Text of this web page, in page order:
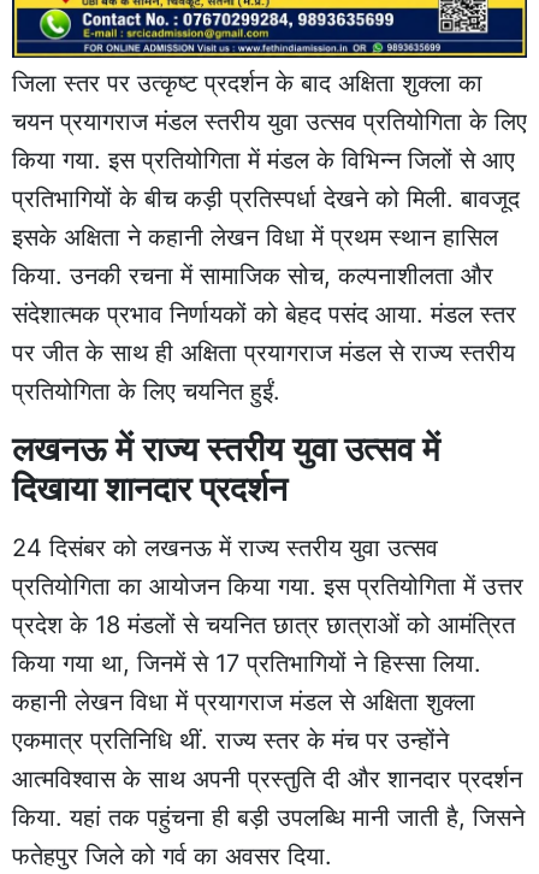
जिला स्तर पर उत्कृष्ट प्रदर्शन के बाद अक्षिता शुक्ला का
चयन प्रयागराज मंडल स्तरीय युवा उत्सव प्रतियोगिता के लिए
किया गया. इस प्रतियोगिता में मंडल के विभिन्न जिलों से आए
प्रतिभागियों के बीच कड़ी प्रतिस्पर्धा देखने को मिली. बावजूद
इसके अक्षिता ने कहानी लेखन विधा में प्रथम स्थान हासिल
किया. उनकी रचना में सामाजिक सोच, कल्पनाशीलता और
संदेशात्मक प्रभाव निर्णायकों को बेहद पसंद आया. मंडल स्तर
पर जीत के साथ ही अक्षिता प्रयागराज मंडल से राज्य स्तरीय
प्रतियोगिता के लिए चयनित हुईं.
लखनऊ में राज्य स्तरीय युवा उत्सव में
दिखाया शानदार प्रदर्शन
24 दिसंबर को लखनऊ में राज्य स्तरीय युवा उत्सव
प्रतियोगिता का आयोजन किया गया. इस प्रतियोगिता में उत्तर
प्रदेश के 18 मंडलों से चयनित छात्र छात्राओं को आमंत्रित
किया गया था, जिनमें से 17 प्रतिभागियों ने हिस्सा लिया.
कहानी लेखन विधा में प्रयागराज मंडल से अक्षिता शुक्ला
एकमात्र प्रतिनिधि थीं. राज्य स्तर के मंच पर उन्होंने
आत्मविश्वास के साथ अपनी प्रस्तुति दी और शानदार प्रदर्शन
किया. यहां तक पहुंचना ही बड़ी उपलब्धि मानी जाती है, जिसने
फतेहपुर जिले को गर्व का अवसर दिया.